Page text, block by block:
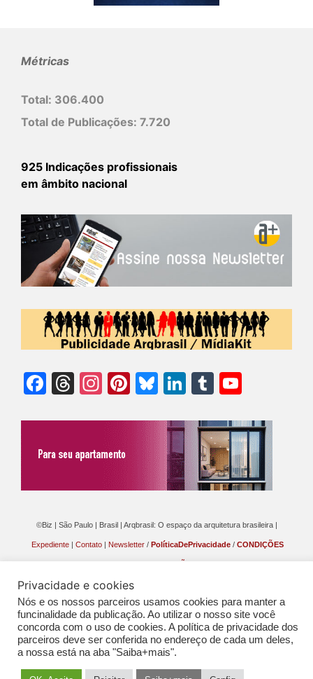
Métricas
Total: 306.400
Total de Publicações: 7.720
925 Indicações profissionais
em âmbito nacional
Facebook
Threads
Instagram
Pinterest
Bluesky
LinkedIn
Tumblr
©Biz | São Paulo | Brasil | Arqbrasil: O espaço da arquitetura brasileira |
Expediente Contato Newsletter / PolíticaDePrivacidade / CONDIÇÕES
Privacidade e cookies
Nós e os nossos parceiros usamos cookies para manter a
funcinalidade da publicação. Ao utilizar o nosso site você
concorda com o uso de cookies. A política de privacidade dos
parceiros deve ser conferida no endereço de cada um deles,
a nossa está na aba "Saiba+mais".